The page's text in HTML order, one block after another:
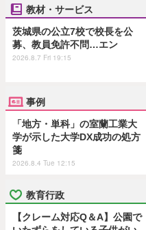
教材・サービス
茨城県の公立7校で校長を公
募、教員免許不問…エン
2026.8.7 Fri 19:15
事例
「地方・単科」の室蘭工業大
学が示した大学DX成功の処方
箋
2026.8.4 Tue 12:15
教育行政
【クレーム対応Q＆A】公園で